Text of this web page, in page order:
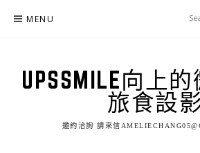
MENU
UPSSMILE向上
旅食設
邀約洽詢 請來信